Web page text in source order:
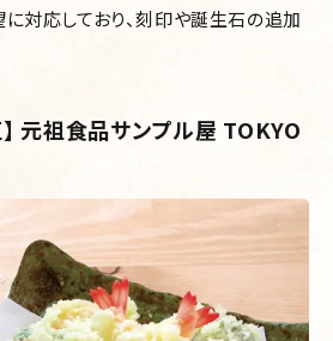
に対応しており、刻印や誕生石の追加
元祖食品サンプル屋 TOKYO